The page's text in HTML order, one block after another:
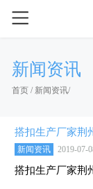
新闻资讯
首页/ 新闻资讯/
搭扣生产厂家荆
新闻资讯 2019-07-
搭扣生产厂家荆